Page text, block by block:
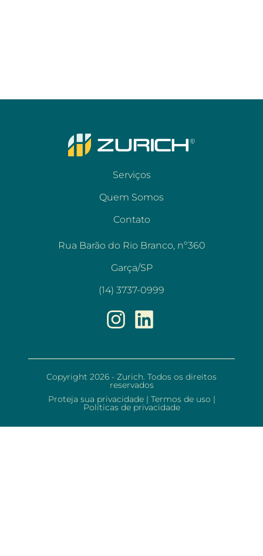
Serviços
Quem Somos
Contato
Rua Barão do Rio Branco, nº360
Garça/SP
(14) 3737-0999
Copyright 2026 - Zurich. Todos os direitos
reservados
Proteja sua privacidade | Termos de uso |
Políticas de privacidade